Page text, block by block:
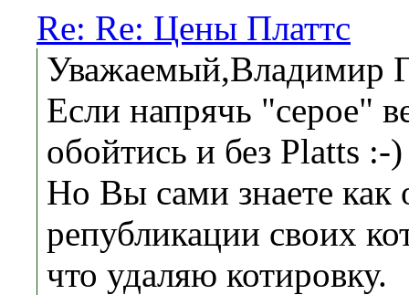
Re: Re: Цены Платтс
Уважаемый,Владимир
Если напрячь "серое"
обойтись и без Platts :-)
Но Вы сами знаете как
републикации своих
что удаляю котировку.